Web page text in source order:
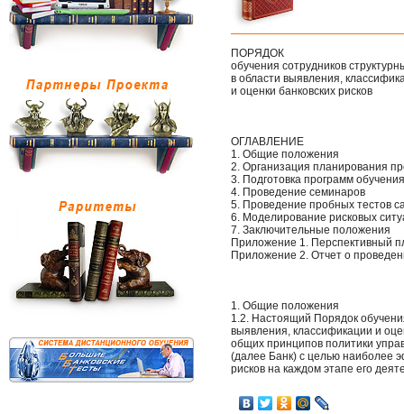
ПОРЯДОК
обучения сотрудников
в области выявления,
и оценки банковских рисков
ОГЛАВЛЕНИЕ
1. Общие положения
2. Организация планирования
3. Подготовка программ обучения
4. Проведение семинаров
5. Проведение пробных тестов
6. Моделирование рисковых
7. Заключительные положения
Приложение 1. Перспективный
Приложение 2. Отчет о
1. Общие положения
1.2. Настоящий Порядок
выявления, классификации и
общих принципов политики
(далее Банк) с целью наиболее
рисков на каждом этапе его